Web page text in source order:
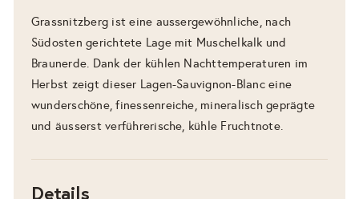
Grassnitzberg ist eine aussergewöhnliche, nach
Südosten gerichtete Lage mit Muschelkalk und
Braunerde. Dank der kühlen Nachttemperaturen im
Herbst zeigt dieser Lagen-Sauvignon-Blanc eine
wunderschöne, finessenreiche, mineralisch geprägte
und äusserst verführerische, kühle Fruchtnote.
Details